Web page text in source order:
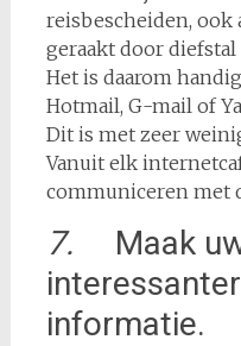
reisbescheiden, ook
geraakt door diefstal
Het is daarom
Hotmail, G-mail of
Dit is met zeer
Vanuit elk
communiceren met
7. Maak
informatie.